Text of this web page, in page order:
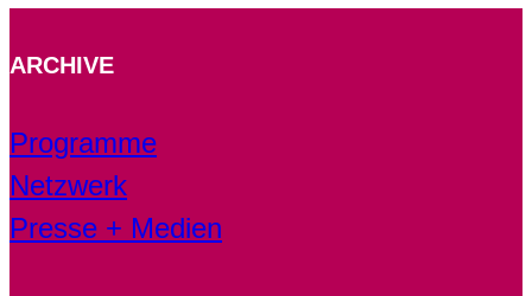
ARCHIVE
Programme
Netzwerk
Presse + Medien